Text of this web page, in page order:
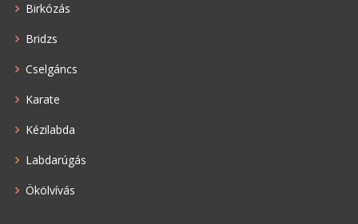
Birkózás
Bridzs
Cselgáncs
Karate
Kézilabda
Labdarúgás
Ökölvívás